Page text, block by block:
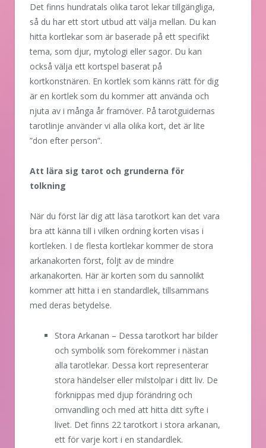
Det finns hundratals olika tarot lekar tillgängliga,
så du har ett stort utbud att välja mellan. Du kan
hitta kortlekar som är baserade på ett specifikt
tema, som djur, mytologi eller sagor. Du kan
också välja ett kortspel baserat på
kortkonstnären. En kortlek som känns rätt för dig
är en kortlek som du kommer att använda och
njuta av i många år framöver. På tarotguidernas
tarotlinje använder vi alla olika kort, det är lite
”don efter person”.
Att lära sig tarot och grunderna för
tolkning
När du först lär dig att läsa tarotkort kan det vara
bra att känna till i vilken ordning korten visas i
kortleken. I de flesta kortlekar kommer de stora
arkanakorten först, följt av de mindre
arkanakorten. Här är korten som du sannolikt
kommer att hitta i en standardlek, tillsammans
med deras betydelse.
Stora Arkanan – Dessa tarotkort har bilder
och symbolik som förekommer i nästan
alla tarotlekar. Dessa kort representerar
stora händelser eller milstolpar i ditt liv. De
förknippas med djup förändring och
omvandling och med att hitta ditt syfte i
livet. Det finns 22 tarotkort i stora arkanan,
ett för varje kort i en standardlek.